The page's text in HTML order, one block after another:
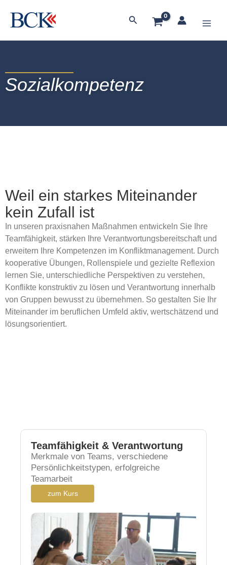
Inhalt
springen
Suchen
Sozialkompetenz
Weil ein starkes Miteinander
kein Zufall ist
In unseren praxisnahen Maßnahmen entwickeln Sie Ihre
Teamfähigkeit, stärken Ihre Verantwortungsbereitschaft und
erweitern Ihre Kompetenzen im Konfliktmanagement. Durch
kooperative Übungen, Rollenspiele und gezielte Reflexion
lernen Sie, unterschiedliche Perspektiven zu verstehen,
Konflikte konstruktiv zu lösen und Verantwortung innerhalb
von Gruppen bewusst zu übernehmen. So gestalten Sie Ihr
Miteinander im beruflichen Umfeld aktiv, wertschätzend und
lösungsorientiert.
Teamfähigkeit & Verantwortung
Merkmale von Teams, verschiedene
Persönlichkeitstypen, erfolgreiche
Teamarbeit
zum Kurs